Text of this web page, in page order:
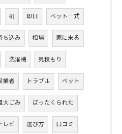
机 即日 ベット一式
ち込み 相場 家に来る
洗濯機 見積もり
業者 トラブル ベット
大ごみ ぼったくられた
レビ 選び方 口コミ